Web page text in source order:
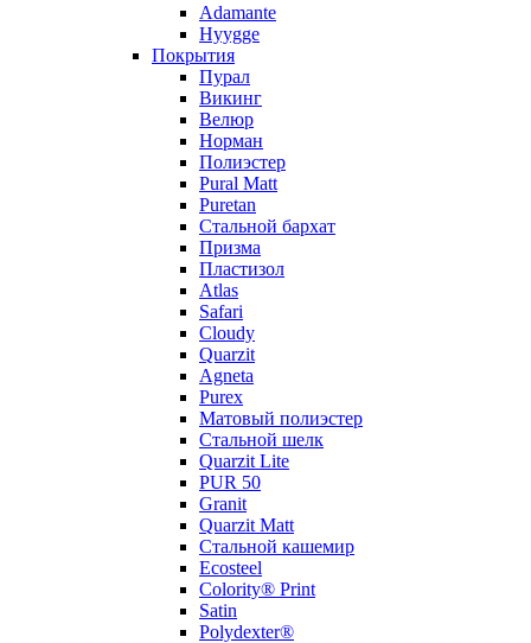
Adamante
Hyygge
Покрытия
Пурал
Викинг
Велюр
Норман
Полиэстер
Pural Matt
Puretan
Стальной бархат
Призма
Пластизол
Atlas
Safari
Cloudy
Quarzit
Agneta
Purex
Матовый полиэстер
Стальной шелк
Quarzit Lite
PUR 50
Granit
Quarzit Matt
Стальной кашемир
Ecosteel
Colority® Print
Satin
Polydexter®